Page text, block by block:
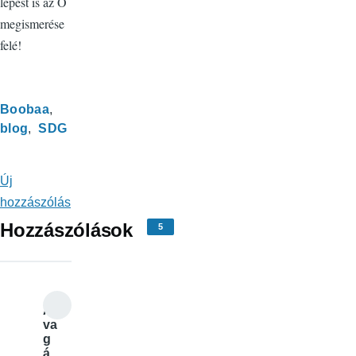
megismerése
felé!
Boobaa
blog
SDG
Új
hozzászólás
Hozzászólások 5
Ár
va
g